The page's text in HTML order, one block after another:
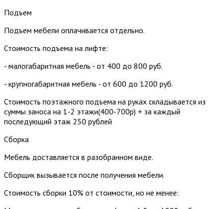
Подъем
Подъем мебели оплачивается отдельно.
Стоимость подъема на лифте:
- малогабаритная мебель - от 400 до 800 руб.
- крупногабаритная мебель - от 600 до 1200 руб.
Стоимость поэтажного подъема на руках складывается из
суммы заноса на 1-2 этажи(400-700р) + за каждый
последующий этаж 250 рублей
Сборка
Мебель доставляется в разобранном виде.
Сборщик вызывается после получения мебели.
Стоимость сборки 10% от стоимости, но не менее: